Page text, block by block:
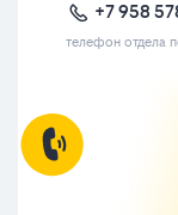
+7 958
телефон отдела